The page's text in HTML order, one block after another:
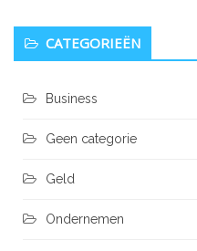
CATEGORIEËN
Business
Geen categorie
Geld
Ondernemen